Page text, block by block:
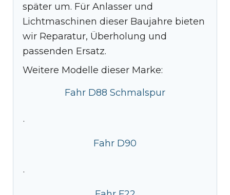
später um. Für Anlasser und
Lichtmaschinen dieser Baujahre bieten
wir Reparatur, Überholung und
passenden Ersatz.
Weitere Modelle dieser Marke:
Fahr D88 Schmalspur
·
Fahr D90
·